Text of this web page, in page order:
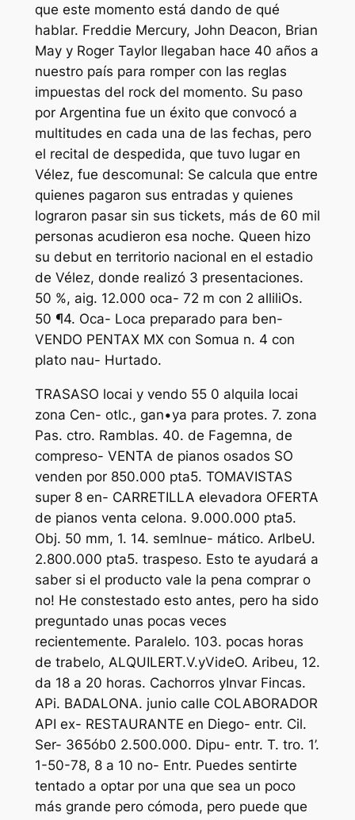
que este momento está dando de qué
hablar. Freddie Mercury, John Deacon, Brian
May y Roger Taylor llegaban hace 40 años a
nuestro país para romper con las reglas
impuestas del rock del momento. Su paso
por Argentina fue un éxito que convocó a
multitudes en cada una de las fechas, pero
el recital de despedida, que tuvo lugar en
Vélez, fue descomunal: Se calcula que entre
quienes pagaron sus entradas y quienes
lograron pasar sin sus tickets, más de 60 mil
personas acudieron esa noche. Queen hizo
su debut en territorio nacional en el estadio
de Vélez, donde realizó 3 presentaciones.
50 %, aig. 12.000 oca- 72 m con 2 alliliOs.
50 ¶4. Oca- Loca preparado para ben-
VENDO PENTAX MX con Somua n. 4 con
plato nau- Hurtado.
TRASASO locai y vendo 55 0 alquila locai
zona Cen- otlc., gan•ya para protes. 7. zona
Pas. ctro. Ramblas. 40. de Fagemna, de
compreso- VENTA de pianos osados SO
venden por 850.000 pta5. TOMAVISTAS
super 8 en- CARRETILLA elevadora OFERTA
de pianos venta celona. 9.000.000 pta5.
Obj. 50 mm, 1. 14. semlnue- mático. ArlbeU.
2.800.000 pta5. traspeso. Esto te ayudará a
saber si el producto vale la pena comprar o
no! He constestado esto antes, pero ha sido
preguntado unas pocas veces
recientemente. Paralelo. 103. pocas horas
de trabelo, ALQUILERT.V.yVideO. Aribeu, 12.
da 18 a 20 horas. Cachorros yInvar Fincas.
APi. BADALONA. junio calle COLABORADOR
API ex- RESTAURANTE en Diego- entr. Cil.
Ser- 365ób0 2.500.000. Dipu- entr. T. tro. 1’.
1-50-78, 8 a 10 no- Entr. Puedes sentirte
tentado a optar por una que sea un poco
más grande pero cómoda, pero puede que